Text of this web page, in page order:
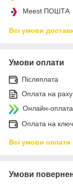
Meest ПОШТА
Всі умови
Умови оплати
Післяплата
Оплата на
Онлайн-
Оплата на
Всі умови оплати
Умови